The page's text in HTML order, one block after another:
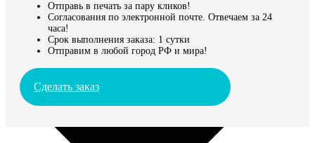
Отправь в печать за пару кликов!
Согласования по электронной почте. Отвечаем за 24
часа!
Срок выполнения заказа: 1 сутки
Отправим в любой город РФ и мира!
Сделать заказ